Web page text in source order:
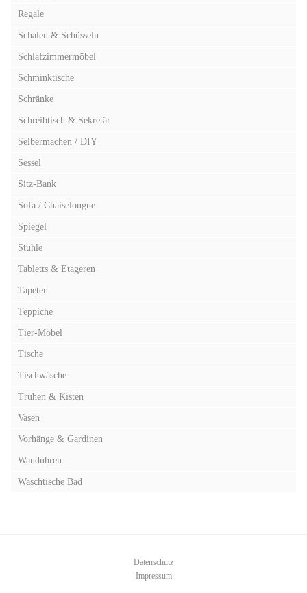
Regale
Schalen & Schüsseln
Schlafzimmermöbel
Schminktische
Schränke
Schreibtisch & Sekretär
Selbermachen / DIY
Sessel
Sitz-Bank
Sofa / Chaiselongue
Spiegel
Stühle
Tabletts & Etageren
Tapeten
Teppiche
Tier-Möbel
Tische
Tischwäsche
Truhen & Kisten
Vasen
Vorhänge & Gardinen
Wanduhren
Waschtische Bad
Datenschutz
Impressum